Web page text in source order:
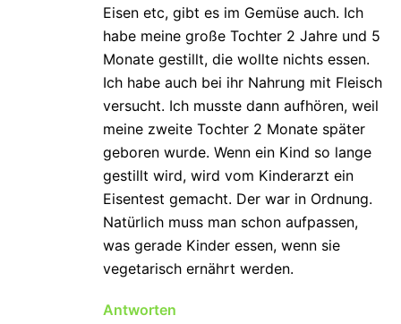
Eisen etc, gibt es im Gemüse auch. Ich
habe meine große Tochter 2 Jahre und 5
Monate gestillt, die wollte nichts essen.
Ich habe auch bei ihr Nahrung mit Fleisch
versucht. Ich musste dann aufhören, weil
meine zweite Tochter 2 Monate später
geboren wurde. Wenn ein Kind so lange
gestillt wird, wird vom Kinderarzt ein
Eisentest gemacht. Der war in Ordnung.
Natürlich muss man schon aufpassen,
was gerade Kinder essen, wenn sie
vegetarisch ernährt werden.
Antworten